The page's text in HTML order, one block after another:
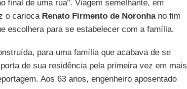
final de uma rua". Viagem semelhante, em
o carioca Renato Firmento de Noronhano fim
escolhera para se estabelecer com a família.
para uma família que acabava de se
de sua residência pela primeira vez em mais
Aos 63 anos, engenheiro aposentado